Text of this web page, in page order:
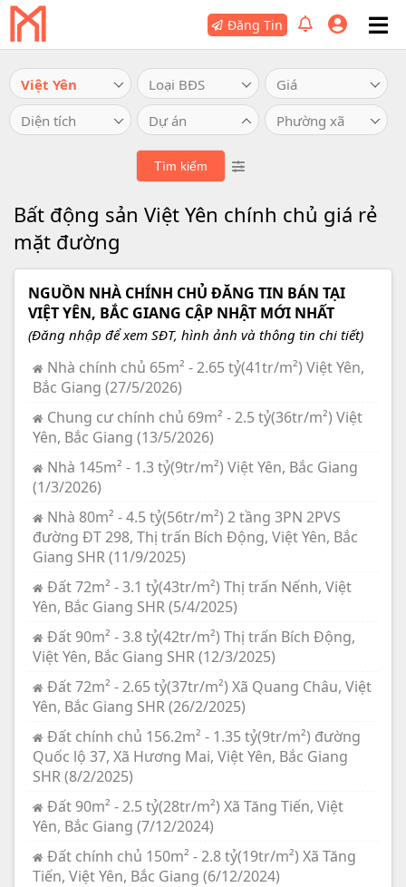
Đăng Tin
Việt Yên Loại BĐS
Giá
Diện tích
Dự án Phường xã
Bất động sản Việt Yên chính chủ giá rẻ
mặt đường
NGUỒN NHÀ CHÍNH CHỦ ĐĂNG TIN BÁN TẠI
VIỆT YÊN, BẮC GIANG CẬP NHẬT MỚI NHẤT
(Đăng nhập để xem SĐT, hình ảnh và thông tin chi tiết)
Nhà chính chủ 65m² - 2.65 tỷ(41tr/m²) Việt Yên,
Bắc Giang (27/5/2026)
Chung cư chính chủ 69m² - 2.5 tỷ(36tr/m²) Việt
Yên, Bắc Giang (13/5/2026)
Nhà 145m² - 1.3 tỷ(9tr/m²) Việt Yên, Bắc Giang
(1/3/2026)
Nhà 80m² - 4.5 tỷ(56tr/m²) 2 tầng 3PN 2PVS
đường ĐT 298, Thị trấn Bích Động, Việt Yên, Bắc
Giang SHR (11/9/2025)
Đất 72m² - 3.1 tỷ(43tr/m²) Thị trấn Nếnh, Việt
Yên, Bắc Giang SHR (5/4/2025)
Đất 90m² - 3.8 tỷ(42tr/m²) Thị trấn Bích Động,
Việt Yên, Bắc Giang SHR (12/3/2025)
Đất 72m² - 2.65 tỷ(37tr/m²) Xã Quang Châu, Việt
Yên, Bắc Giang SHR (26/2/2025)
Đất chính chủ 156.2m² - 1.35 tỷ(9tr/m²) đường
Quốc lộ 37, Xã Hương Mai, Việt Yên, Bắc Giang
SHR (8/2/2025)
Đất 90m² - 2.5 tỷ(28tr/m²) Xã Tăng Tiến, Việt
Yên, Bắc Giang (7/12/2024)
Đất chính chủ 150m² - 2.8 tỷ(19tr/m²) Xã Tăng
Tiến, Việt Yên, Bắc Giang (6/12/2024)